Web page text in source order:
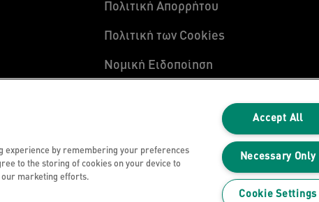
Πολιτική Απορρήτου
Πολιτική των Cookies
Νομική Ειδοποίηση
Διαχείριση Των Δεδομένων Μου
experience by remembering your preferences
to the storing of cookies on your device to
our marketing efforts.
Accept All
Necessary Only
Cookie Settings